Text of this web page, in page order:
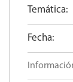
Temática:
Fecha: